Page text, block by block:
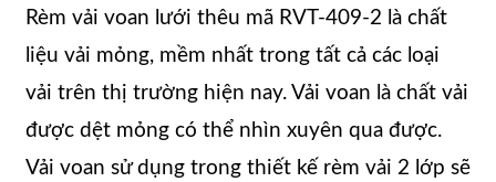
Rèm vải voan lưới thêu mã RVT-409-2 là chất
liệu vải mỏng, mềm nhất trong tất cả các loại
vải trên thị trường hiện nay. Vải voan là chất vải
được dệt mỏng có thể nhìn xuyên qua được.
Vải voan sử dụng trong thiết kế rèm vải 2 lớp sẽ